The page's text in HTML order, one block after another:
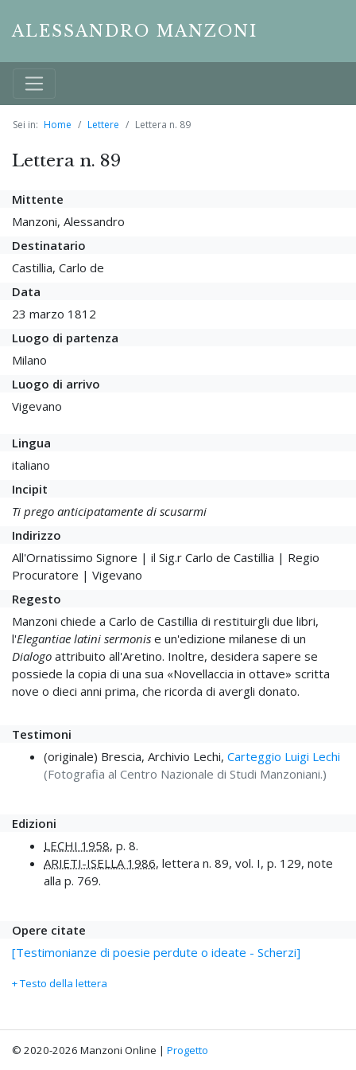
ALESSANDRO MANZONI
Sei in: Home Lettere Lettera n. 89
Lettera n. 89
Mittente
Manzoni, Alessandro
Destinatario
Castillia, Carlo de
Data
23 marzo 1812
Luogo di partenza
Milano
Luogo di arrivo
Vigevano
Lingua
italiano
Incipit
Ti prego anticipatamente di scusarmi
Indirizzo
All'Ornatissimo Signore | il Sig.r Carlo de Castillia | Regio
Procuratore | Vigevano
Regesto
Manzoni chiede a Carlo de Castillia di restituirgli due libri,
l'Elegantiae latini sermonis e un'edizione milanese di un
Dialogo attribuito all'Aretino. Inoltre, desidera sapere se
possiede la copia di una sua «Novellaccia in ottave» scritta
nove o dieci anni prima, che ricorda di avergli donato.
Testimoni
(originale) Brescia, Archivio Lechi, Carteggio Luigi Lechi
(Fotografia al Centro Nazionale di Studi Manzoniani.)
Edizioni
LECHI 1958, p. 8.
ARIETI-ISELLA 1986, lettera n. 89, vol. I, p. 129, note
alla p. 769.
Opere citate
[Testimonianze di poesie perdute o ideate - Scherzi]
+ Testo della lettera
© 2020-2026 Manzoni Online | Progetto